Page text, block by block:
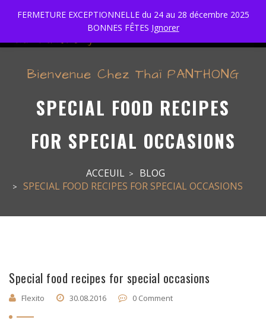
Bienvenue Chez Thaï PANTHONG
SPECIAL FOOD RECIPES
FOR SPECIAL OCCASIONS
ACCEUIL
BLOG
SPECIAL FOOD RECIPES FOR SPECIAL OCCASIONS
food
recipes
Special food recipes for special occasions
Flexito 30.08.2016 0 Comment
FERMETURE EXCEPTIONNELLE du 24 au 28 décembre 2025
BONNES FÊTES Ignorer